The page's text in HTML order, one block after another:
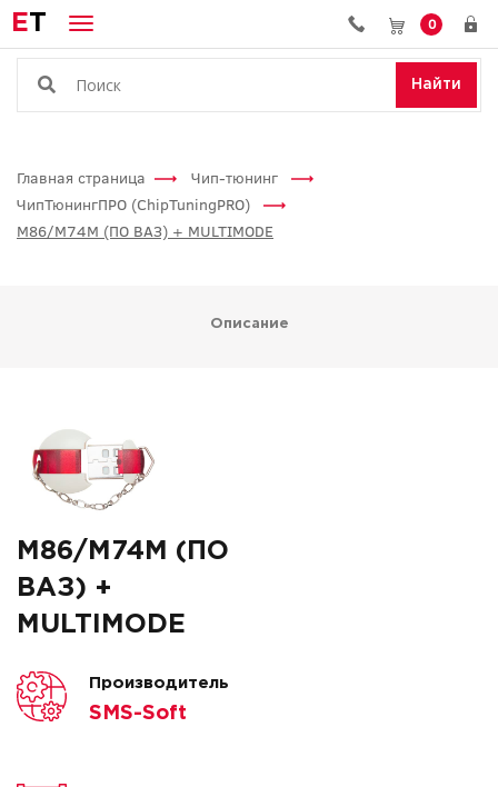
ET 0
Найти
Главная страница
Чип-тюнинг
ЧипТюнингПРО (ChipTuningPRO)
M86/M74M (ПО ВАЗ) + MULTIMODE
Описание
M86/M74M (ПО
ВАЗ) +
MULTIMODE
Производитель
SMS-Soft